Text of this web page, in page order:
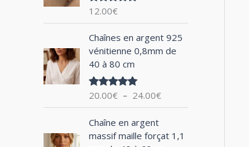
u
r
:
Note5.00
12.00€
Chaînes en argent 925
vénitienne 0,8mm de
40 à 80 cm
Note5.00
20.00€ – 24.00€
l
a
e
r
Chaîne en argent
massif maille forçat 1,1
a